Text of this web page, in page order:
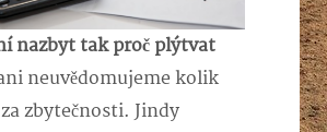
nazbyt tak proč plýtvat
neuvědomujeme kolik
zbytečnosti. Jindy